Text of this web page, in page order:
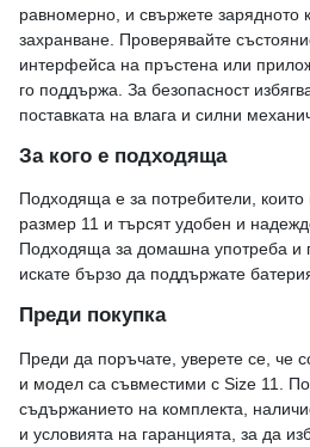
равномерно, и свържете зарядното
захранване. Проверявайте
интерфейса на пръстена или
го поддържа. За безопасност
поставката на влага и силни
За кого е подходяща
Подходяща е за потребители,
размер 11 и търсят удобен и
Подходяща за домашна употреба и
искате бързо да поддържате
Преди покупка
Преди да поръчате, уверете се, че
и модел са съвместими с Size 11.
съдържанието на комплекта,
и условията на гаранцията, за да